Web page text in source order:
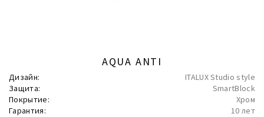
AQUA ANTI
Дизайн:
ITALUX Studio style
Защита:
SmartBlock
Покрытие:
Хром
Гарантия:
10 лет